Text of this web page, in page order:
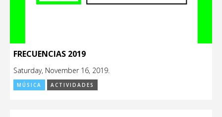
FRECUENCIAS 2019
Saturday, November 16, 2019.
MÚSICA ACTIVIDADES